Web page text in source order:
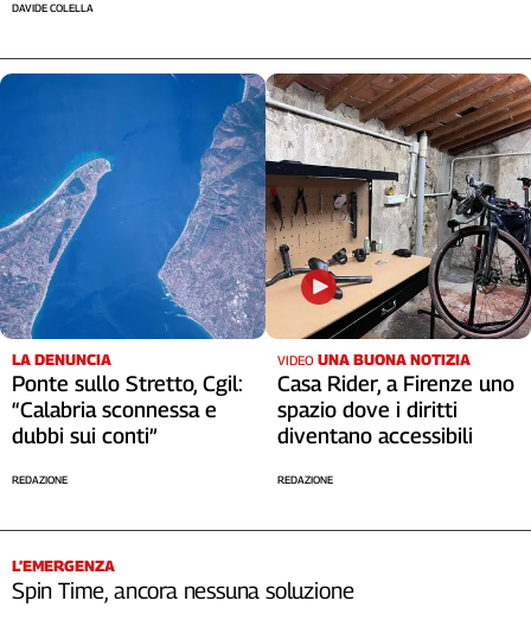
DAVIDE COLELLA
LA DENUNCIA
Ponte sullo Stretto, Cgil:
“Calabria sconnessa e
dubbi sui conti”
REDAZIONE
VIDEO UNA BUONA NOTIZIA
Casa Rider, a Firenze uno
spazio dove i diritti
diventano accessibili
REDAZIONE
L’EMERGENZA
Spin Time, ancora nessuna soluzione